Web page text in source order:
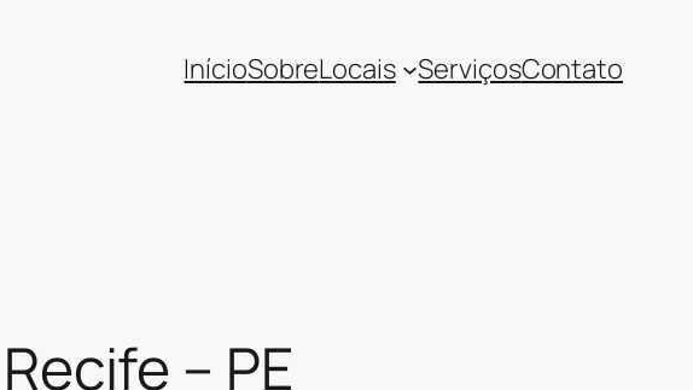
InícioSobreLocais ServiçosContato
– PE